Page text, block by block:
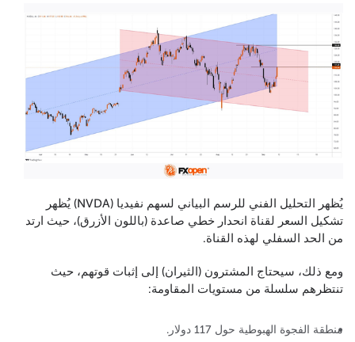
يُظهر التحليل الفني للرسم البياني لسهم نفيديا (NVDA) يُظهر
تشكيل السعر لقناة انحدار خطي صاعدة (باللون الأزرق)، حيث ارتد
من الحد السفلي لهذه القناة.
ومع ذلك، سيحتاج المشترون (الثيران) إلى إثبات قوتهم، حيث
تنتظرهم سلسلة من مستويات المقاومة:
منطقة الفجوة الهبوطية حول 117 دولار.